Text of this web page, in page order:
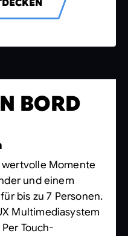
BORD
Momente
und einem
bis zu 7 Personen.
Multimediasystem
Touch-